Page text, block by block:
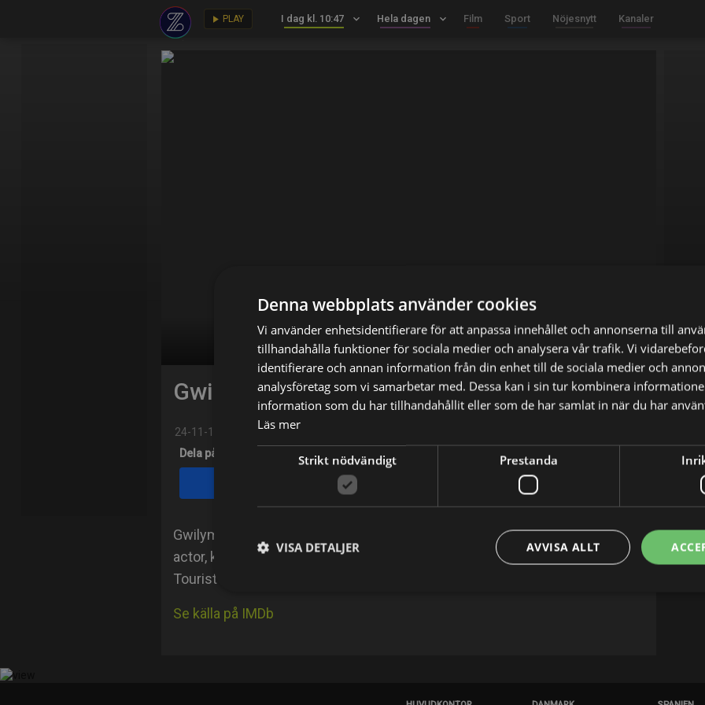
play_arrow PLAY I dag kl. 10:47 keyboard_arrow_down Hela dagen keyboard_arrow_down Film Sport Nöjesnytt Kanaler
Gwilym Lee
24-11-1983
Dela på
Gwilym Lee was born on November 24, 1983 in London, England. He is an
actor, known for Bohemian Rhapsody (2018), Fresh Meat (2011) and The
Tourist (2010).
Se källa på IMDb
Denna webbplats använder cookies
Vi använder enhetsidentifierare för att anpassa innehållet och annonserna till
tillhandahålla funktioner för sociala medier och analysera vår trafik. Vi
identifierare och annan information från din enhet till de sociala medier och
analysföretag som vi samarbetar med. Dessa kan i sin tur kombinera
information som du har tillhandahållit eller som de har samlat in när du har
Läs mer
Strikt nödvändigt Prestanda
AVVISA ALLT
VISA DETALJER